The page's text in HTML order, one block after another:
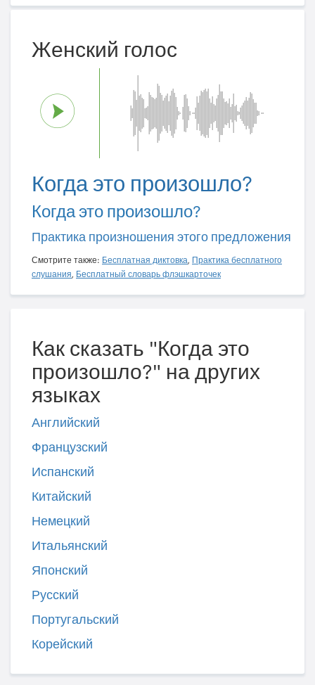
Женский голос
Когда это произошло?
Когда это произошло?
Практика произношения этого предложения
Смотрите также: Бесплатная диктовка, Практика бесплатного
слушания, Бесплатный словарь флэшкарточек
Как сказать "Когда это
произошло?" на других
языках
Английский
Французский
Испанский
Китайский
Немецкий
Итальянский
Японский
Русский
Португальский
Корейский